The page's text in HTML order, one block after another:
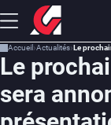
Accueil Actualités
Le
sera